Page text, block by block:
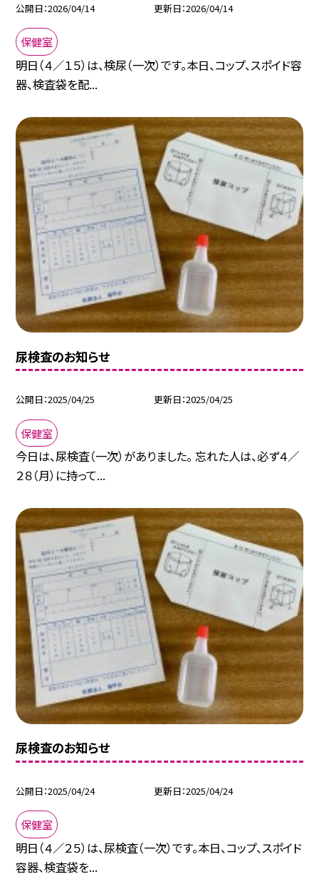
公開日 2026/04/14 更新日 2026/04/14
保健室
明日（４／１５）は、検尿（一次）です。本日、コップ、スポイド容
器、検査袋を配...
尿検査のお知らせ
公開日 2025/04/25 更新日 2025/04/25
保健室
今日は、尿検査（一次）がありました。 忘れた人は、必ず４／
２８（月）に持って...
尿検査のお知らせ
公開日 2025/04/24 更新日 2025/04/24
保健室
明日（４／２５）は、尿検査（一次）です。本日、コップ、スポイド
容器、検査袋を...